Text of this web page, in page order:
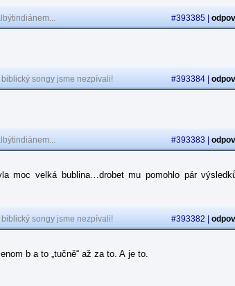
#393385 |
songy jsme nezpívali! #393384 |
#393383 |
moc velká bublina…drobet mu pomohlo pár
songy jsme nezpívali! #393382 |
b a to „tučně“ až za to. A je to.